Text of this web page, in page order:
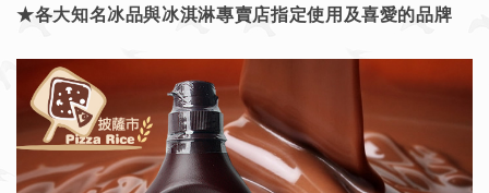
★各大知名冰品與冰淇淋專賣店指定使用及喜愛的品牌